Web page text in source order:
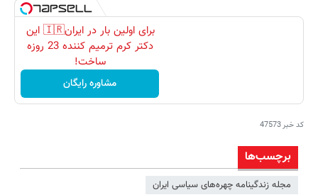
برای اولین بار در ایران🇮🇷 این
دکتر کرم ترمیم کننده 23 روزه
ساخت!
مشاوره رایگان
کد خبر47573
برچسب‌ها
مجله زندگینامه چهره‌های سیاسی ایران